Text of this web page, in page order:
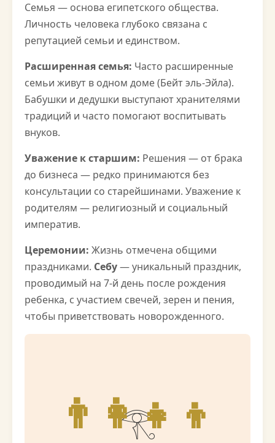
Семья — основа египетского общества.
Личность человека глубоко связана с
репутацией семьи и единством.
Расширенная семья: Часто расширенные
семьи живут в одном доме (Бейт эль-Эйла).
Бабушки и дедушки выступают хранителями
традиций и часто помогают воспитывать
внуков.
Уважение к старшим: Решения — от брака
до бизнеса — редко принимаются без
консультации со старейшинами. Уважение к
родителям — религиозный и социальный
императив.
Церемонии: Жизнь отмечена общими
праздниками. Себу— уникальный праздник,
проводимый на 7-й день после рождения
ребенка, с участием свечей, зерен и пения,
чтобы приветствовать новорожденного.
👨‍👩‍👧‍👦